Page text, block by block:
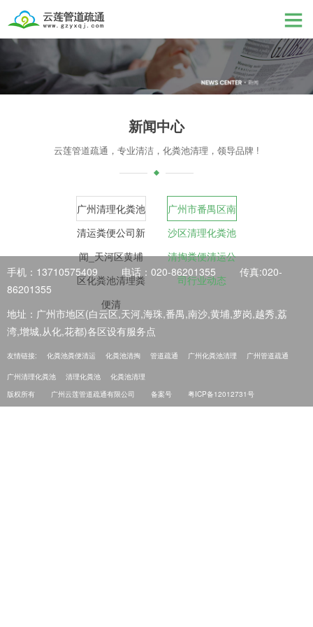
新闻中心
云莲管道疏通，专业清洁，化粪池清理，领导品牌 !
广州清理化粪池
清运粪便公司新
闻_天河区黄埔
区化粪池清理粪
便清
广州市番禺区南
沙区清理化粪池
清掏粪便清运公
司行业动态
手机：13710575409 电话：020-86201355
传真:020-
86201355
地址：广州市地区(白云区,天河,海珠,番禺,南沙,黄埔,萝岗,越秀,荔
湾,增城,从化,花都)各区设有服务点
友情链接: 化粪池粪便清运 化粪池清掏 管道疏通 广州化粪池清理 广州管道疏通
广州清理化粪池 清理化粪池
化粪池清理
版权所有
广州云莲管道疏通有限公司 备案号 粤ICP备12012731号